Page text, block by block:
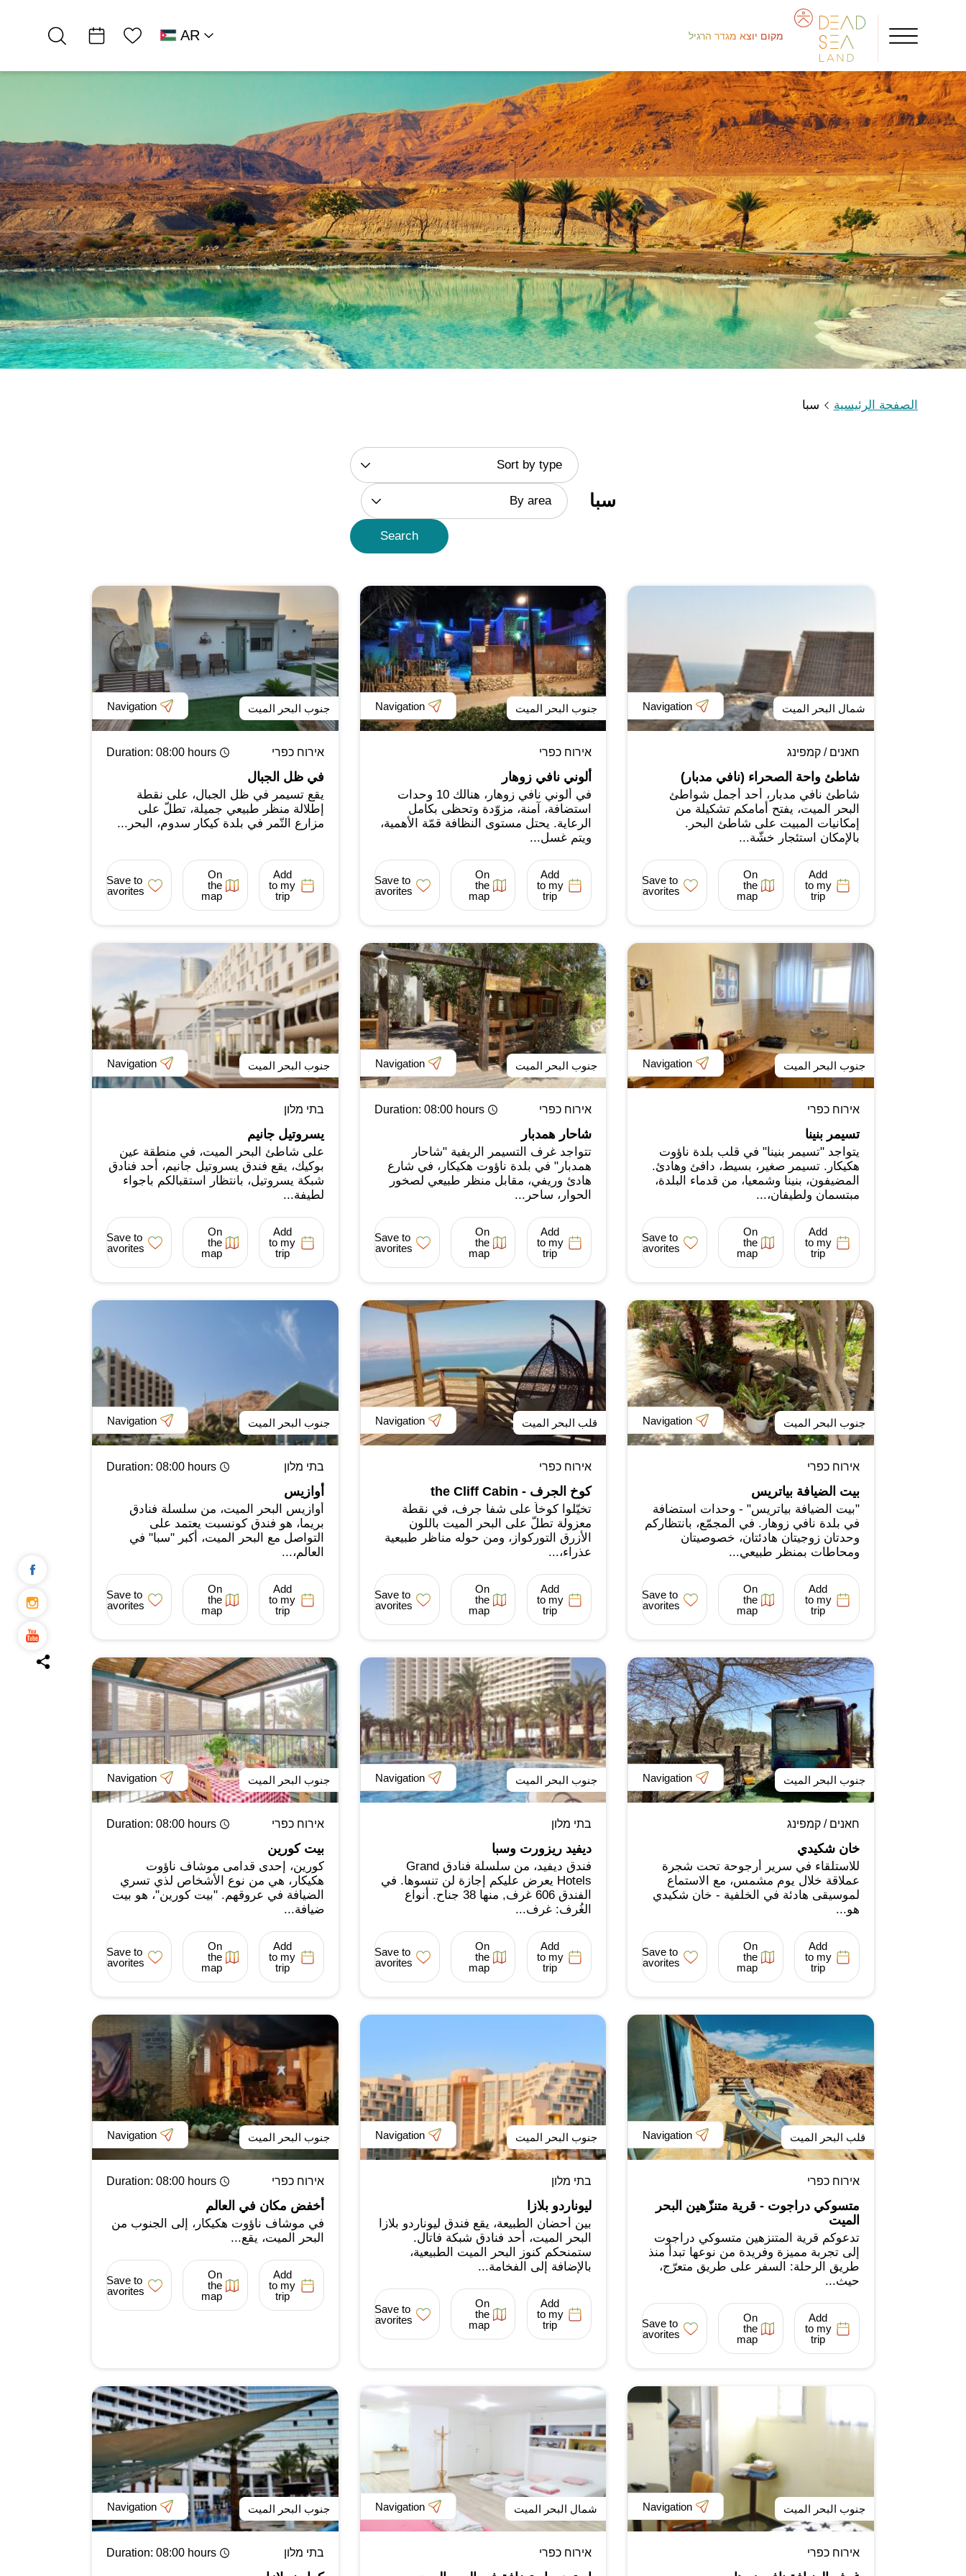
מקום יוצא מגדר הרגיל
AR
قائمة الأمنيات
الصفحة الرئيسية سبا
سبا
Sort by type
By area
Search
شمال البحر الميت Navigation
חאנים / קמפינג
شاطئ واحة الصحراء (نافي مدبار)
شاطئ نافي مدبار، أحد أجمل شواطئ
البحر الميت، يفتح أمامكم تشكيلة من
إمكانيات المبيت على شاطئ البحر.
بالإمكان استئجار خشّة...
Add
to my
trip
On
the
map
Save to
favorites
جنوب البحر الميت Navigation
אירוח כפרי
ألوني نافي زوهار
في ألوني نافي زوهار، هنالك 10 وحدات
استضافة، آمنة، مزوّدة وتحظى بكامل
الرعاية. يحتل مستوى النظافة قمّة الأهمية،
ويتم غسل...
Add
to my
trip
On
the
map
Save to
favorites
جنوب البحر الميت Navigation
אירוח כפרי Duration: 08:00 hours
في ظل الجبال
يقع تسيمر في ظل الجبال، على نقطة
إطلالة منظر طبيعي جميلة، تطلّ على
مزارع التّمر في بلدة كيكار سدوم، البحر...
Add
to my
trip
On
the
map
Save to
favorites
جنوب البحر الميت Navigation
אירוח כפרי
تسيمر بنينا
يتواجد "تسيمر بنينا" في قلب بلدة ناؤوت
هكيكار. تسيمر صغير، بسيط، دافئ وهادئ.
المضيفون، بنينا وشمعيا، من قدماء البلدة،
مبتسمان ولطيفان،...
Add
to my
trip
On
the
map
Save to
favorites
جنوب البحر الميت Navigation
אירוח כפרי Duration: 08:00 hours
شاحار همدبار
تتواجد غرف التسيمر الريفية "شاحار
همدبار" في بلدة ناؤوت هكيكار، في شارع
هادئ وريفي، مقابل منظر طبيعي لصخور
الحوار، ساحر...
Add
to my
trip
On
the
map
Save to
favorites
جنوب البحر الميت Navigation
בתי מלון
يسروتيل جانيم
على شاطئ البحر الميت، في منطقة عين
بوكيك، يقع فندق يسروتيل جانيم، أحد فنادق
شبكة يسروتيل، بانتظار استقبالكم باجواء
لطيفة...
Add
to my
trip
On
the
map
Save to
favorites
جنوب البحر الميت Navigation
אירוח כפרי
بيت الضيافة بياتريس
"بيت الضيافة بياتريس" - وحدات استضافة
في بلدة نافي زوهار. في المجمّع، بانتظاركم
وحدتان زوجيتان هادئتان، خصوصيتان
ومحاطات بمنظر طبيعي...
Add
to my
trip
On
the
map
Save to
favorites
قلب البحر الميت Navigation
אירוח כפרי
كوخ الجرف - the Cliff Cabin
تخيّلوا كوخاً على شفا جرف، في نقطة
معزولة تطلّ على البحر الميت باللون
الأزرق التوركواز، ومن حوله مناظر طبيعية
عذراء،...
Add
to my
trip
On
the
map
Save to
favorites
جنوب البحر الميت Navigation
בתי מלון Duration: 08:00 hours
أوازيس
أوازيس البحر الميت، من سلسلة فنادق
بريما، هو فندق كونسبت يعتمد على
التواصل مع البحر الميت، أكبر "سبا" في
العالم،...
Add
to my
trip
On
the
map
Save to
favorites
جنوب البحر الميت Navigation
חאנים / קמפינג
خان شكيدي
للاستلقاء في سرير أرجوحة تحت شجرة
عملاقة خلال يوم مشمس، مع الاستماع
لموسيقى هادئة في الخلفية - خان شكيدي
هو...
Add
to my
trip
On
the
map
Save to
favorites
جنوب البحر الميت Navigation
בתי מלון
ديفيد ريزورت وسبا
فندق ديفيد، من سلسلة فنادق Grand
Hotels يعرض عليكم إجازة لن تنسوها. في
الفندق 606 غرف, منها 38 جناح. أنواع
الغُرف: غرف...
Add
to my
trip
On
the
map
Save to
favorites
جنوب البحر الميت Navigation
אירוח כפרי Duration: 08:00 hours
بيت كورين
كورين، إحدى قدامى موشاف ناؤوت
هكيكار، هي من نوع الأشخاص لذي تسري
الضيافة في عروقهم. "بيت كورين"، هو بيت
ضيافة...
Add
to my
trip
On
the
map
Save to
favorites
قلب البحر الميت Navigation
אירוח כפרי
متسوكي دراجوت - قرية متنزّهين البحر
الميت
تدعوكم قرية المتنزهين متسوكي دراجوت
إلى تجربة مميزة وفريدة من نوعها تبدأ منذ
طريق الرحلة: السفر على طريق متعرّج،
حيث...
Add
to my
trip
On
the
map
Save to
favorites
جنوب البحر الميت Navigation
בתי מלון
ليوناردو بلازا
بين أحضان الطبيعة، يقع فندق ليوناردو بلازا
البحر الميت، أحد فنادق شبكة فاتال.
ستمنحكم كنوز البحر الميت الطبيعية،
بالإضافة إلى الفخامة...
Add
to my
trip
On
the
map
Save to
favorites
جنوب البحر الميت Navigation
אירוח כפרי Duration: 08:00 hours
أخفض مكان في العالم
في موشاف ناؤوت هكيكار، إلى الجنوب من
البحر الميت، يقع...
Add
to my
trip
On
the
map
Save to
favorites
جنوب البحر الميت Navigation
אירוח כפרי
شمال البحر الميت Navigation
אירוח כפרי
جنوب البحر الميت Navigation
בתי מלון Duration: 08:00 hours
פעילויות מחוץ לקופסא
داني أفيك، جولات…